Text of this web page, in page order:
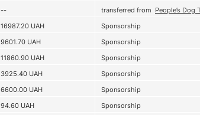
-- transferred from People’s Dog
16987.20 UAH
Sponsorship
9601.70 UAH
Sponsorship
11860.90 UAH
Sponsorship
3925.40 UAH
Sponsorship
6600.00 UAH
Sponsorship
94.60 UAH
Sponsorship